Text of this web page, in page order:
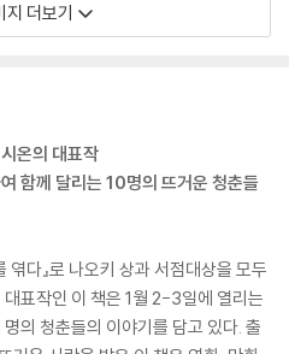
지 더보기
온의 대표작
함께 달리는 10명의 뜨거운 청춘들
엮다』로 나오키 상과 서점대상을 모두
표작인 이 책은 1월 2-3일에 열리는
의 청춘들의 이야기를 담고 있다. 출